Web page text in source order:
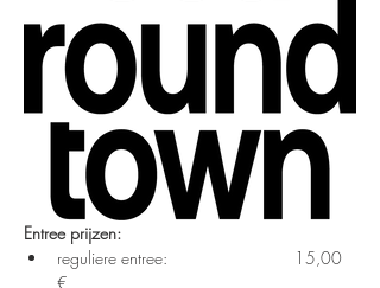
Entree prijzen:
reguliere entree: 			15,00
€